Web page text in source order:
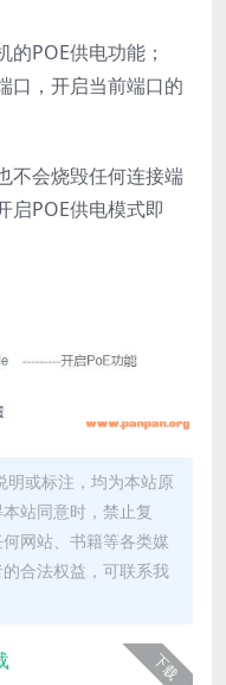
POE供电功能；
口，开启当前端口的
不会烧毁任何连接端
启POE供电模式即
明或标注，均为本站原
站同意时，禁止复
网站、书籍等各类媒
合法权益，可联系我
下载